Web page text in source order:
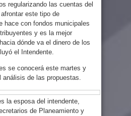
regularizando las cuentas del
este tipo de
hace con fondos municipales
y es la mejor
dónde va el dinero de los
el Intendente.
se conocerá este martes y
análisis de las propuestas.
la esposa del intendente,
de Planeamiento y